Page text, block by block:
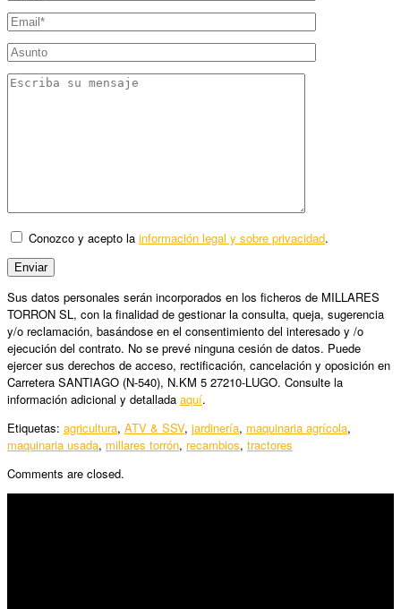
Conozco y acepto la información legal y sobre privacidad.
Sus datos personales serán incorporados en los ficheros de MILLARES
TORRON SL, con la finalidad de gestionar la consulta, queja, sugerencia
y/o reclamación, basándose en el consentimiento del interesado y /o
ejecución del contrato. No se prevé ninguna cesión de datos. Puede
ejercer sus derechos de acceso, rectificación, cancelación y oposición en
Carretera SANTIAGO (N-540), N.KM 5 27210-LUGO. Consulte la
información adicional y detallada aquí.
Etiquetas: agricultura, ATV & SSV, jardinería, maquinaria agrícola,
maquinaria usada, millares torrón, recambios, tractores
Comments are closed.